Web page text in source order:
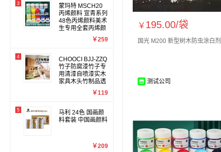
3
蒙玛特 MSCH20
丙烯颜料 宣青系列
48色丙烯颜料美术
生专用全套丙烯颜
料套装 100ml
￥259
4
CHOOCI BJJ-ZZQ
竹子防腐漆竹子专
用清漆自喷漆实木
家具木头竹制品透
明木器漆光油
￥119
5
马利 24色 国画颜
料套装 中国画颜料
￥209
￥ 195.00/袋
国光 M200 新型树木防虫涂白剂
测试公司